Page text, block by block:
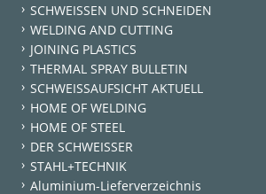
SCHWEISSEN UND SCHNEIDEN
WELDING AND CUTTING
JOINING PLASTICS
THERMAL SPRAY BULLETIN
SCHWEISSAUFSICHT AKTUELL
HOME OF WELDING
HOME OF STEEL
DER SCHWEISSER
STAHL+TECHNIK
Aluminium-Lieferverzeichnis